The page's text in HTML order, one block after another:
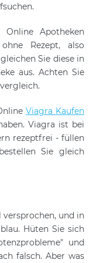
Apotheken
Rezept, also
Sie diese in
aus. Achten Sie
Viagra Kaufen
Viagra ist bei
rezeptfrei - füllen
Sie gleich
und in
Hüten Sie sich
und
falsch. Aber was